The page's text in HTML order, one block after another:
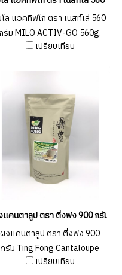
โล แอคทิฟโก ตรา เนสท์เล่ 560
รัม MILO ACTIV-GO 560g.
เปรียบเทียบ
Chocolate Classic 750g.
คนตาลูป ตรา ติ่งฟง 900 กรัม
ผงแคนตาลูป ตรา ติ่งฟง 900
กรัม Ting Fong Cantaloupe
Powder 900g.(ยกลัง 20 ชิ้น )
เปรียบเทียบ